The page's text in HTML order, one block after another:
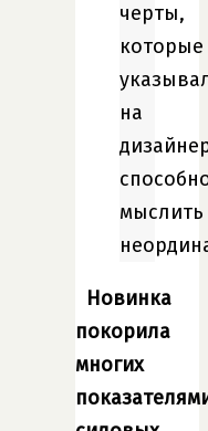
черты,
которые
на
мыслить
Новинка
покорила
многих